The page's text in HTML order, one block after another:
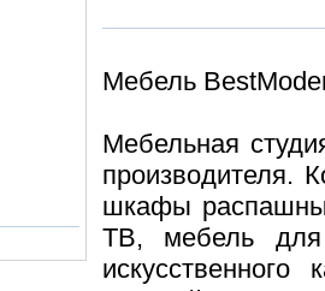
Мебель
Мебельная
производителя.
шкафы
ТВ, мебель для